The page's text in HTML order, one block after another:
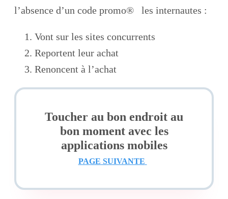
l’absence d’un code promo® les internautes :
Vont sur les sites concurrents
Reportent leur achat
Renoncent à l’achat
Toucher au bon endroit au
bon moment avec les
applications mobiles
PAGE SUIVANTE